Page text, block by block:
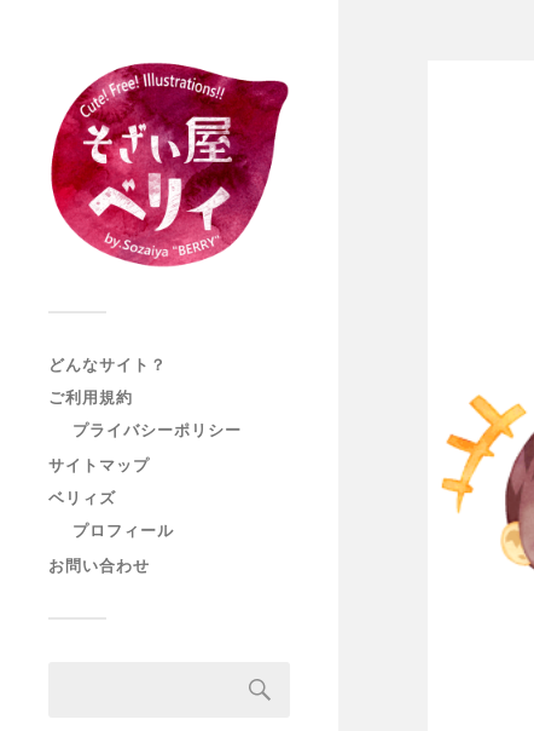
どんなサイト？
ご利用規約
プライバシーポリシー
サイトマップ
ベリィズ
プロフィール
お問い合わせ